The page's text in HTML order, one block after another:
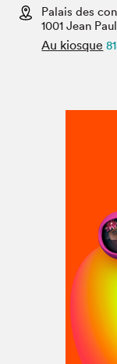
Espace
Palais des
1001 Jean
Au kiosque